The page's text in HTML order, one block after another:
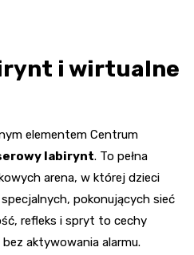
i wirtualne
elementem Centrum
labirynt. To pełna
arena, w której dzieci
pokonujących sieć
refleks i spryt to cechy
aktywowania alarmu.